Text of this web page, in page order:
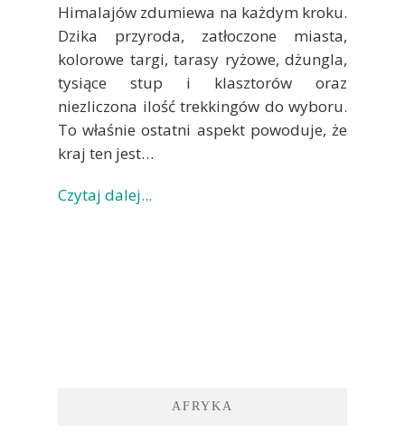
Himalajów zdumiewa na każdym kroku.
Dzika przyroda, zatłoczone miasta,
kolorowe targi, tarasy ryżowe, dżungla,
tysiące stup i klasztorów oraz
niezliczona ilość trekkingów do wyboru.
To właśnie ostatni aspekt powoduje, że
kraj ten jest…
Czytaj dalej...
AFRYKA